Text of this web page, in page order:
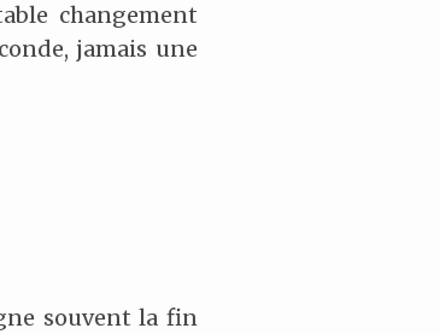
changement
jamais une
souvent la fin